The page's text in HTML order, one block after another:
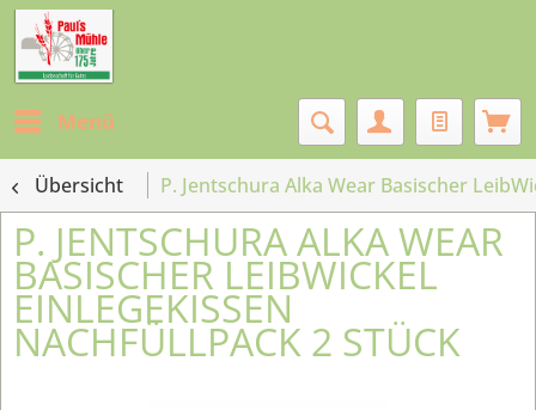
Menü
Übersicht P. Jentschura Alka Wear Basischer
P. JENTSCHURA ALKA WEAR
BASISCHER LEIBWICKEL
EINLEGEKISSEN
NACHFÜLLPACK 2 STÜCK